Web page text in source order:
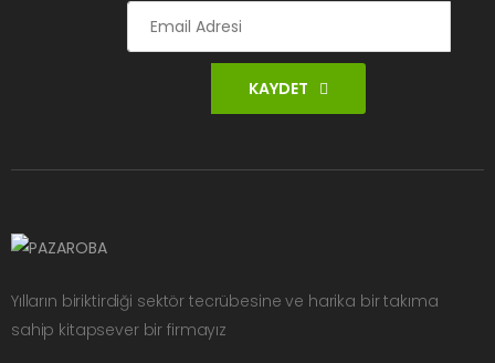
KAYDET
Yılların biriktirdiği sektör tecrübesine ve harika bir takıma
sahip kitapsever bir firmayız